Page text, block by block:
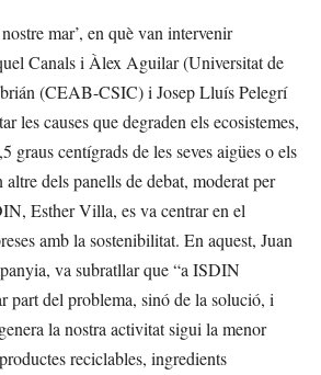
mar’, en què van intervenir
Canals i Àlex Aguilar (Universitat de
(CEAB-CSIC) i Josep Lluís Pelegrí
les causes que degraden els ecosistemes,
graus centígrads de les seves aigües o els
altre dels panells de debat, moderat per
Esther Villa, es va centrar en el
amb la sostenibilitat. En aquest, Juan
va subratllar que “a ISDIN
part del problema, sinó de la solució, i
la nostra activitat sigui la menor
reciclables, ingredients